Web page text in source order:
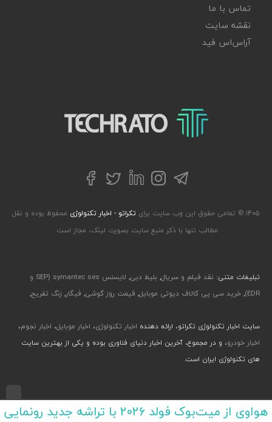
تماس با ما
نقشه سایت
آر‌اس‌اس فید
تکراتو – زندگی با تکنولوژی
تلگراماینستاگرام
لینکداینتوییترفیسبوک
۱۴۰۵ © تمامی حقوق این وب سایت برای تکراتو - اخبار تکنولوژی محفوظ بوده و نقل
مطالب تنها با ذکر منبع سایت بصورت لینک، مجاز است.
تبلیغات متنی: نقد فیلم و سریال, بلیط دبی,
لایسنس symantec ses (SEP و
EDR)
, خرید سی پی کالاف دیوتی موبایل, قیمت روز گوشی, فیگار, زنگ تفریح,
سایت اخبار تکنولوژی تکراتو، ارائه دهنده اخبار تکنولوژی، اخبار موبایل، اخبار نجوم،
اخبار خودرو، و در مجموع، آخرین اخبار دنیای فناوری بوده و یکی از بهترین سایت
های تکنولوژی ایران است.
طراحی رابط کاربری و تجربی توسط جواد صابری، گروه افرو - اجرا با طراحی وب پارسا
هواوی از میت‌بوک فولد 2026 با تراشه جدید رونمایی